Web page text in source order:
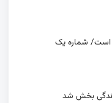
است/ شماره یک
بخش شد